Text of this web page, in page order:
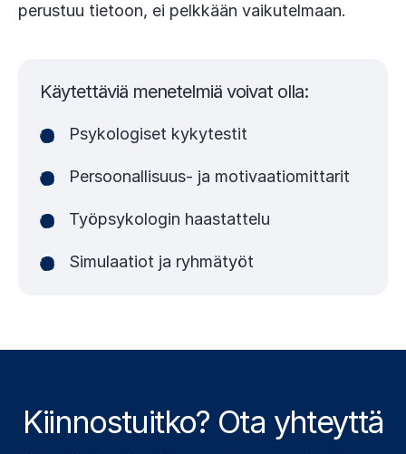
perustuu tietoon, ei pelkkään vaikutelmaan.
Käytettäviä menetelmiä voivat olla:
Psykologiset kykytestit
Persoonallisuus- ja motivaatiomittarit
Työpsykologin haastattelu
Simulaatiot ja ryhmätyöt
Kiinnostuitko? Ota yhteyttä